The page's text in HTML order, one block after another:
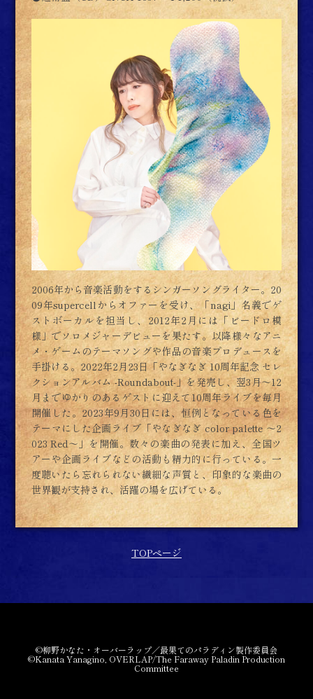
2006年から音楽活動をするシンガーソングライター。20
09年supercellからオファーを受け、「nagi」名義でゲ
ストボーカルを担当し、2012年2月には「ビードロ模
様」でソロメジャーデビューを果たす。以降様々なアニ
メ・ゲームのテーマソングや作品の音楽プロデュースを
手掛ける。2022年2月23日「やなぎなぎ 10周年記念 セレ
クションアルバム -Roundabout-」を発売し、翌3月～12
月までゆかりのあるゲストに迎えて10周年ライブを毎月
開催した。2023年9月30日には、恒例となっている色を
テーマにした企画ライブ「やなぎなぎ color palette ～2
023 Red～」を開催。数々の楽曲の発表に加え、全国ツ
アーや企画ライブなどの活動も精力的に行っている。一
度聴いたら忘れられない繊細な声質と、印象的な楽曲の
世界観が支持され、活躍の場を広げている。
TOPページ
©柳野かなた・オーバーラップ／最果てのパラディン製作委員会
©Kanata Yanagino, OVERLAP/The Faraway Paladin Production
Committee